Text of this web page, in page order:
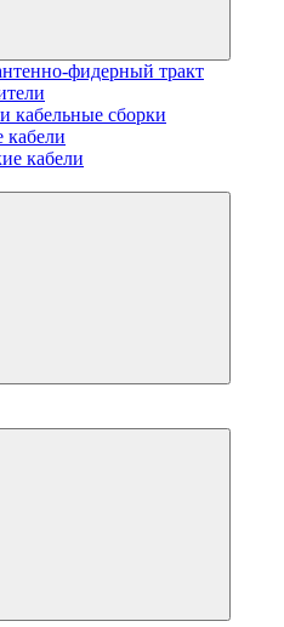
фидерный тракт
кабельные сборки
кабели